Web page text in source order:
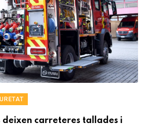
deixen carreteres tallades i